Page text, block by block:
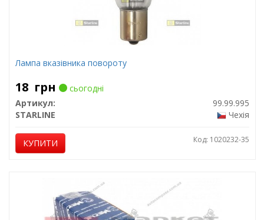
Лампа вказівника повороту
18 грн
сьогодні
Артикул:
99.99.995
STARLINE
Чехія
КУПИТИ Код: 1020232-35